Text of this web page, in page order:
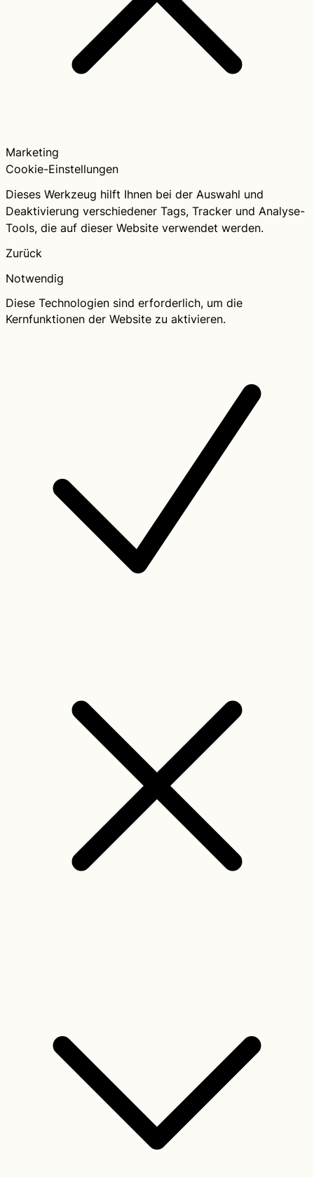
Marketing
Cookie-Einstellungen
Dieses Werkzeug hilft Ihnen bei der Auswahl und
Deaktivierung verschiedener Tags, Tracker und Analyse-
Tools, die auf dieser Website verwendet werden.
Zurück
Notwendig
Diese Technologien sind erforderlich, um die
Kernfunktionen der Website zu aktivieren.